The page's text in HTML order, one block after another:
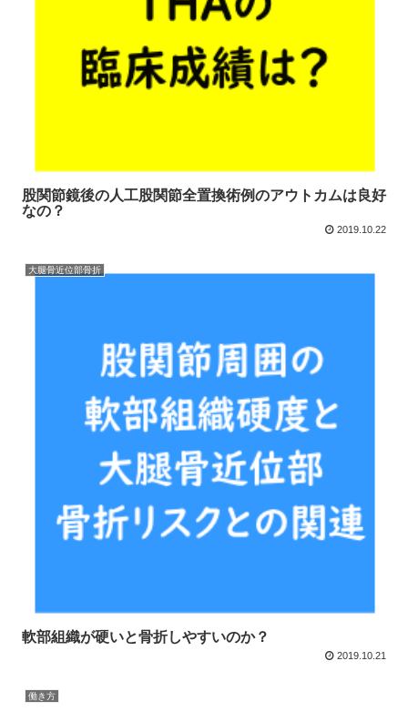
股関節鏡後の人工股関節全置換術例のアウトカムは良好
なの？
2019.10.22
大腿骨近位部骨折
軟部組織が硬いと骨折しやすいのか？
2019.10.21
働き方